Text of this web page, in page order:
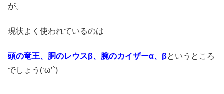
が。
現状よく使われているのは
頭の竜王、胴のレウスβ、腕のカイザーα、βというところ
でしょう(‘ω’`)